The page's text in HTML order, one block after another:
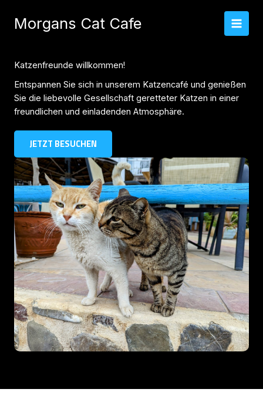
InhaltMorgans Cat Cafe
Katzenfreunde willkommen!
Entspannen Sie sich in unserem Katzencafé und genießen
Sie die liebevolle Gesellschaft geretteter Katzen in einer
freundlichen und einladenden Atmosphäre.
JETZT BESUCHEN